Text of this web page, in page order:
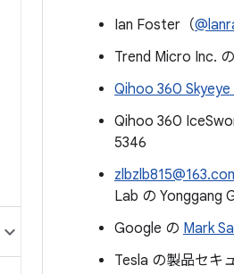
Ian Foster（
Trend Micro Inc.
Qihoo 360 Skyeye
Qihoo 360
5346
Lab の Yonggang
Google の Mark
Tesla の製品セキ